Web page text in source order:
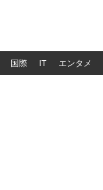
国際 IT エンタメ